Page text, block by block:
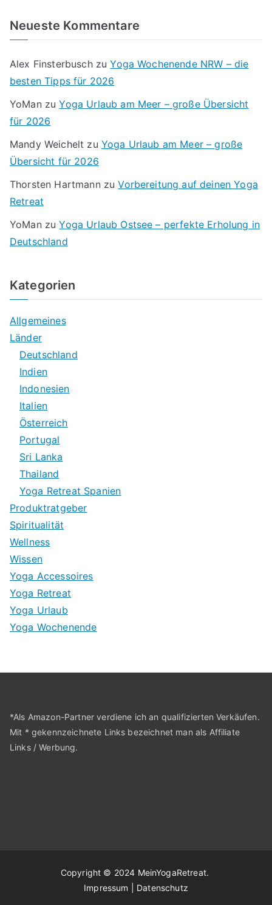
Neueste Kommentare
Alex FinsterbuschzuYoga Wochenende NRW – die
besten Tipps für 2026
YoManzuYoga Urlaub am Meer – große Übersicht
für 2026
Mandy Weichelt zu Yoga Urlaub am Meer – große
Übersicht für 2026
Thorsten HartmannzuVorbereitung auf deinen Yoga
Retreat
YoManzuYoga Urlaub Ostsee – perfekte Erholung in
Deutschland
Kategorien
Allgemeines
Länder
Deutschland
Indien
Indonesien
Italien
Österreich
Portugal
Sri Lanka
Thailand
Yoga Retreat Spanien
Produktratgeber
Spiritualität
Wellness
Wissen
Yoga Accessoires
Yoga Retreat
Yoga Urlaub
Yoga Wochenende
*Als Amazon-Partner verdiene ich an qualifizierten Verkäufen.
Mit * gekennzeichnete Links bezeichnet man als Affiliate
Links / Werbung.
Copyright © 2024 MeinYogaRetreat.
Impressum
Datenschutz